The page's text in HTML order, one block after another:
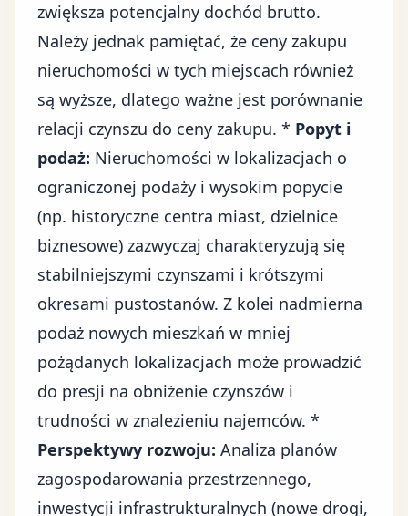
zwiększa potencjalny dochód brutto.
Należy jednak pamiętać, że ceny zakupu
nieruchomości w tych miejscach również
są wyższe, dlatego ważne jest porównanie
relacji czynszu do ceny zakupu. * Popyt i
podaż: Nieruchomości w lokalizacjach o
ograniczonej podaży i wysokim popycie
(np. historyczne centra miast, dzielnice
biznesowe) zazwyczaj charakteryzują się
stabilniejszymi czynszami i krótszymi
okresami pustostanów. Z kolei nadmierna
podaż nowych mieszkań w mniej
pożądanych lokalizacjach może prowadzić
do presji na obniżenie czynszów i
trudności w znalezieniu najemców. *
Perspektywy rozwoju: Analiza planów
zagospodarowania przestrzennego,
inwestycji infrastrukturalnych (nowe drogi,